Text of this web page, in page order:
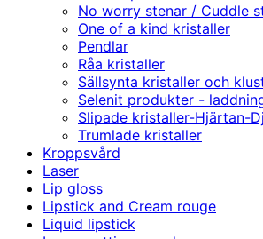
No worry stenar / Cuddle
One of a kind kristaller
Pendlar
Råa kristaller
Sällsynta kristaller och
Selenit produkter -
Slipade kristaller-Hjärtan-
Trumlade kristaller
Kroppsvård
Laser
Lip gloss
Lipstick and Cream rouge
Liquid lipstick